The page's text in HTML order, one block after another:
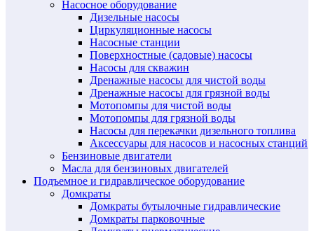
Насосное оборудование
Дизельные насосы
Циркуляционные насосы
Насосные станции
Поверхностные (садовые) насосы
Насосы для скважин
Дренажные насосы для чистой воды
Дренажные насосы для грязной воды
Мотопомпы для чистой воды
Мотопомпы для грязной воды
Насосы для перекачки дизельного топлива
Аксессуары для насосов и насосных станций
Бензиновые двигатели
Масла для бензиновых двигателей
Подъемное и гидравлическое оборудование
Домкраты
Домкраты бутылочные гидравлические
Домкраты парковочные